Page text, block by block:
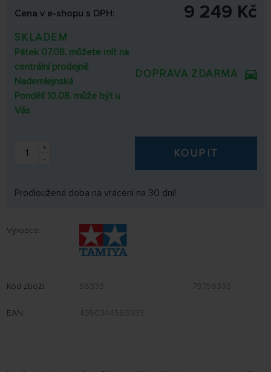
Cena v e-shopu s DPH: 9 249 Kč
SKLADEM
Pátek 07.08. můžete mít na
centrální prodejně
Nademlejnská
Pondělí 10.08. může být u
Vás
DOPRAVA ZDARMA
+
-
KOUPIT
Prodloužená doba na vrácení na 30 dní!
Výrobce:
Kód zboží: 56333 79756333
EAN: 4950344563333